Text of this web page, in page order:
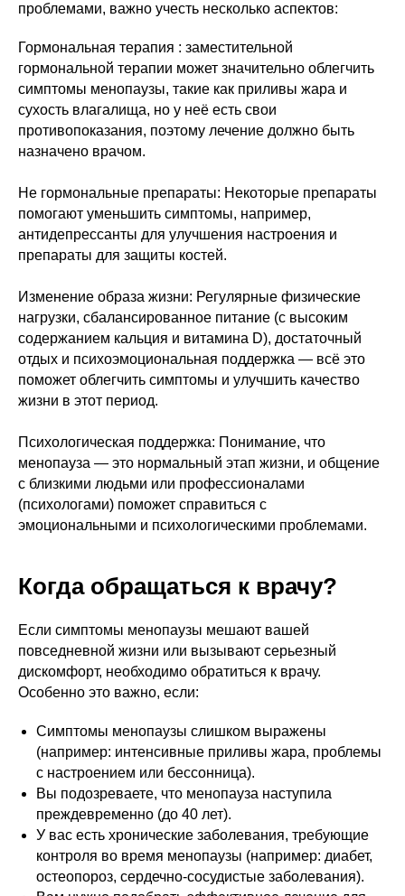
проблемами, важно учесть несколько аспектов:
Гормональная терапия : заместительной
гормональной терапии может значительно облегчить
симптомы менопаузы, такие как приливы жара и
сухость влагалища, но у неё есть свои
противопоказания, поэтому лечение должно быть
назначено врачом.
Не гормональные препараты: Некоторые препараты
помогают уменьшить симптомы, например,
антидепрессанты для улучшения настроения и
препараты для защиты костей.
Изменение образа жизни: Регулярные физические
нагрузки, сбалансированное питание (с высоким
содержанием кальция и витамина D), достаточный
отдых и психоэмоциональная поддержка — всё это
поможет облегчить симптомы и улучшить качество
жизни в этот период.
Психологическая поддержка: Понимание, что
менопауза — это нормальный этап жизни, и общение
с близкими людьми или профессионалами
(психологами) поможет справиться с
эмоциональными и психологическими проблемами.
Когда обращаться к врачу?
Если симптомы менопаузы мешают вашей
повседневной жизни или вызывают серьезный
дискомфорт, необходимо обратиться к врачу.
Особенно это важно, если:
Симптомы менопаузы слишком выражены
(например: интенсивные приливы жара, проблемы
с настроением или бессонница).
Вы подозреваете, что менопауза наступила
преждевременно (до 40 лет).
У вас есть хронические заболевания, требующие
контроля во время менопаузы (например: диабет,
остеопороз, сердечно-сосудистые заболевания).